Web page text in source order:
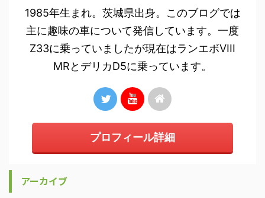
1985年生まれ。茨城県出身。このブログでは
主に趣味の車について発信しています。一度
Z33に乗っていましたが現在はランエボVIII
MRとデリカD5に乗っています。
プロフィール詳細
アーカイブ